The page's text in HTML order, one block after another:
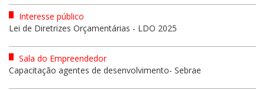
Interesse público
Lei de Diretrizes Orçamentárias - LDO 2025
Sala do Empreendedor
Capacitação agentes de desenvolvimento- Sebrae